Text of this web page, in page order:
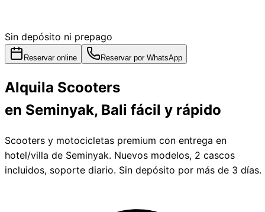
Sin depósito ni prepago
Reservar online Reservar por WhatsApp
Alquila Scooters
en Seminyak, Bali fácil y rápido
Scooters y motocicletas premium con entrega en
hotel/villa de Seminyak. Nuevos modelos, 2 cascos
incluidos, soporte diario. Sin depósito por más de 3 días.